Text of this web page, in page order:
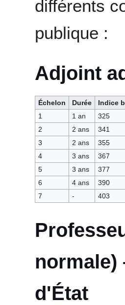
différents
publique :
Adjoint
Échelon Durée
Indice
1
1 an
325
2
2 ans
341
3
2 ans
355
4
3 ans
367
5
3 ans
377
6
4 ans
390
7
- 403
normale)
d'État